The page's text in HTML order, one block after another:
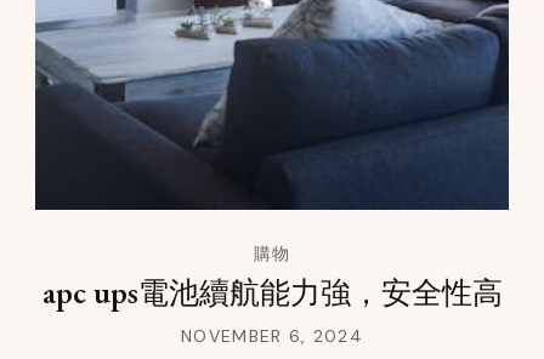
購物
apc ups電池續航能力強，安全性高
NOVEMBER 6, 2024